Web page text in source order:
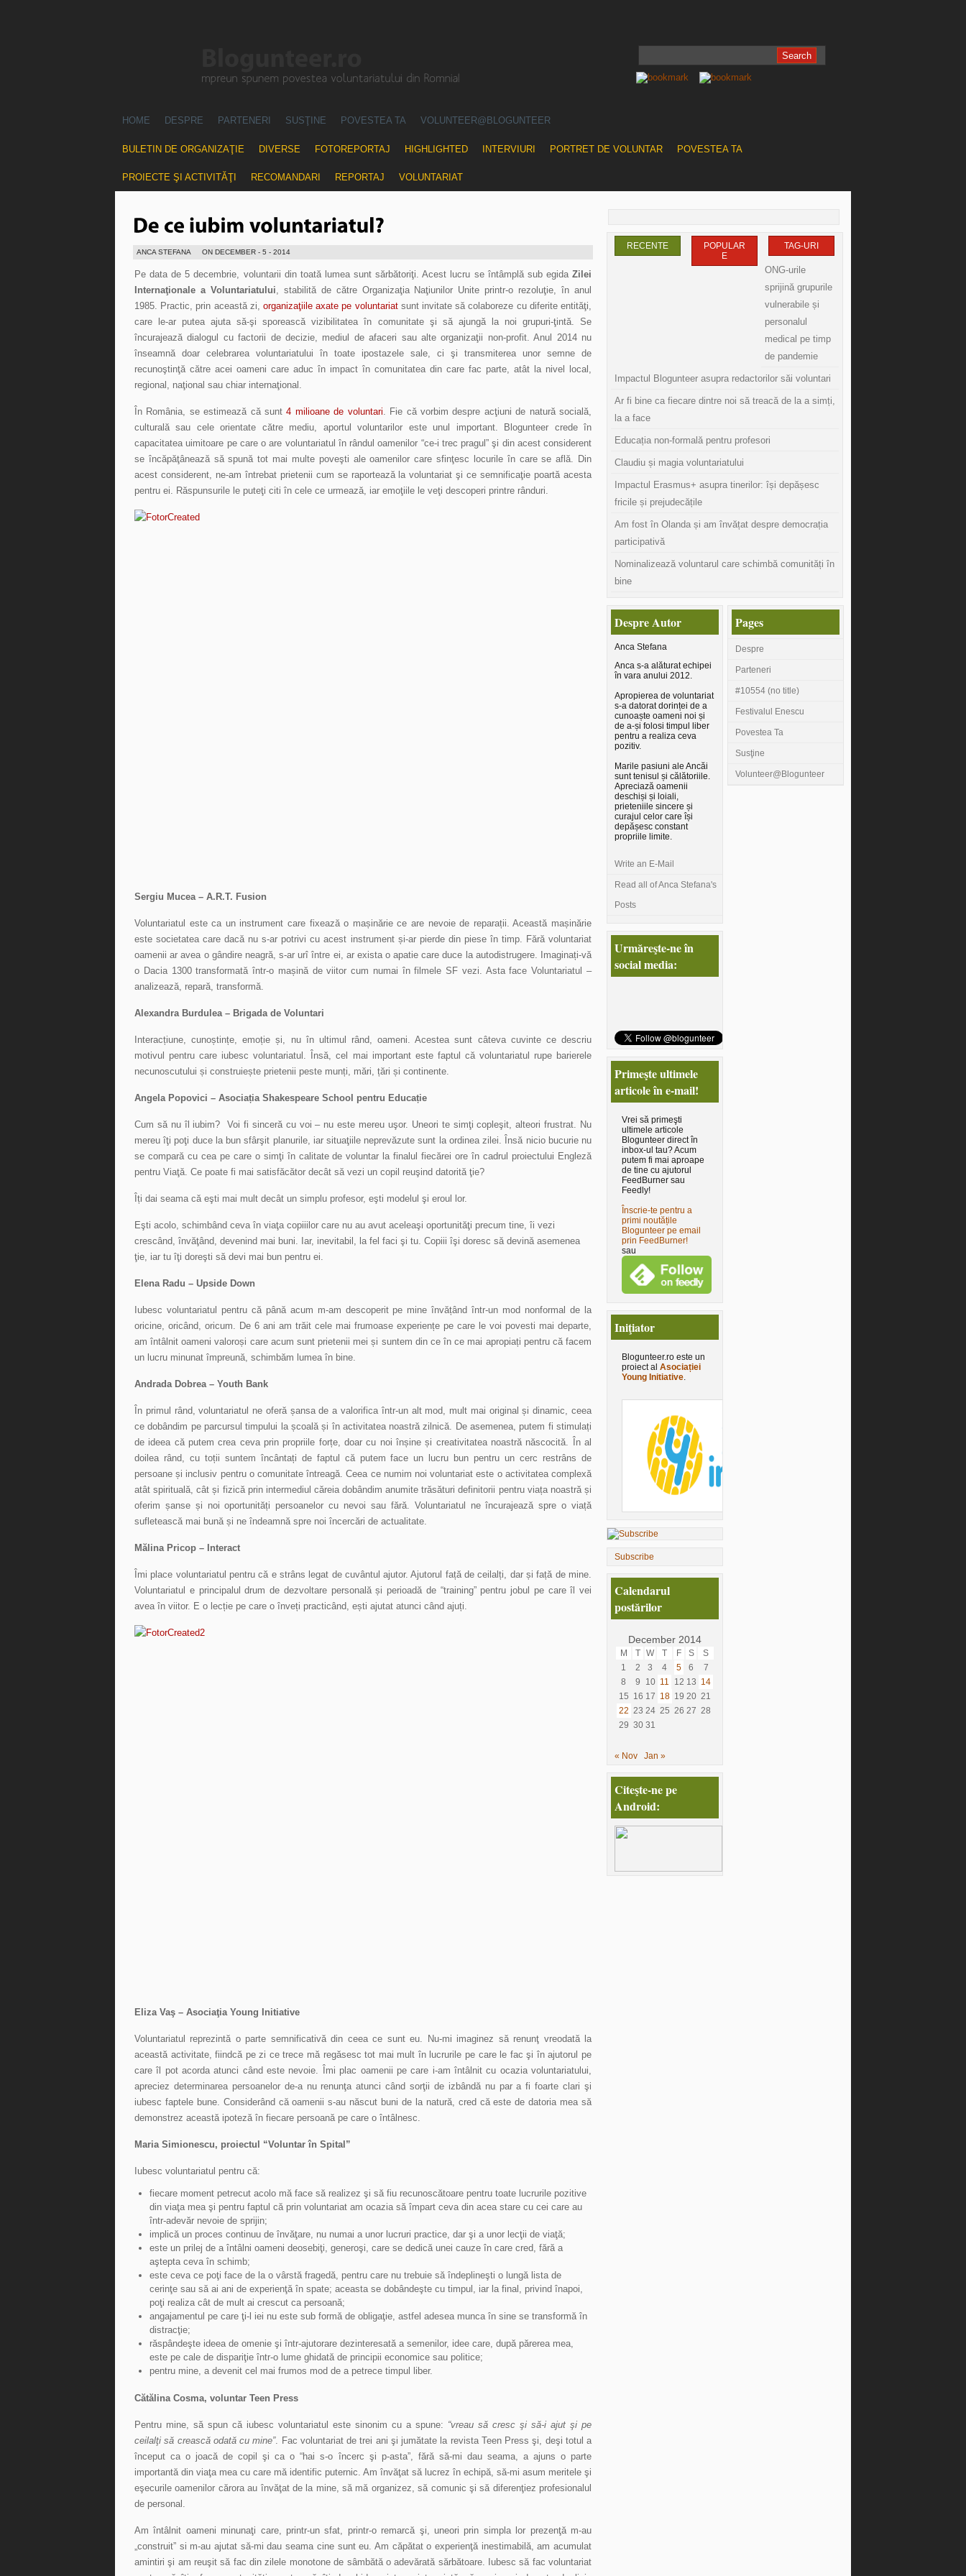
HOME DESPRE PARTENERI SUSŢINE POVESTEA TA VOLUNTEER@BLOGUNTEER
BULETIN DE ORGANIZAŢIE DIVERSE FOTOREPORTAJ HIGHLIGHTED INTERVIURI PORTRET DE VOLUNTAR POVESTEA TA
PROIECTE ŞI ACTIVITĂŢI RECOMANDARI REPORTAJ VOLUNTARIAT
ANCA STEFANA ON DECEMBER - 5 - 2014
Pe data de 5 decembrie, voluntarii din toată lumea sunt sărbătoriţi. Acest lucru se întâmplă sub egida Zilei
Internaţionale a Voluntariatului, stabilită de către Organizaţia Naţiunilor Unite printr-o rezoluţie, în anul
1985. Practic, prin această zi, organizaţiile axate pe voluntariatsunt invitate să colaboreze cu diferite entităţi,
care le-ar putea ajuta să-şi sporească vizibilitatea în comunitate şi să ajungă la noi grupuri-ţintă. Se
încurajează dialogul cu factorii de decizie, mediul de afaceri sau alte organizaţii non-profit. Anul 2014 nu
înseamnă doar celebrarea voluntariatului în toate ipostazele sale, ci şi transmiterea unor semne de
recunoştinţă către acei oameni care aduc în impact în comunitatea din care fac parte, atât la nivel local,
regional, naţional sau chiar internaţional.
În România, se estimează că sunt4 milioane de voluntari. Fie că vorbim despre acţiuni de natură socială,
culturală sau cele orientate către mediu, aportul voluntarilor este unul important. Blogunteer crede în
capacitatea uimitoare pe care o are voluntariatul în rândul oamenilor “ce-i trec pragul” şi din acest considerent
se încăpăţânează să spună tot mai multe poveşti ale oamenilor care sfinţesc locurile în care se află. Din
acest considerent, ne-am întrebat prietenii cum se raportează la voluntariat şi ce semnificaţie poartă acesta
pentru ei. Răspunsurile le puteţi citi în cele ce urmează, iar emoţiile le veţi descoperi printre rânduri.
Sergiu Mucea – A.R.T. Fusion
Voluntariatul este ca un instrument care fixează o mașinărie ce are nevoie de reparații. Această mașinărie
este societatea care dacă nu s-ar potrivi cu acest instrument și-ar pierde din piese în timp. Fără voluntariat
oamenii ar avea o gândire neagră, s-ar urî între ei, ar exista o apatie care duce la autodistrugere. Imaginați-vă
o Dacia 1300 transformată într-o mașină de viitor cum numai în filmele SF vezi. Asta face Voluntariatul –
analizează, repară, transformă.
Alexandra Burdulea – Brigada de Voluntari
Interacțiune, cunoștințe, emoție și, nu în ultimul rând, oameni. Acestea sunt câteva cuvinte ce descriu
motivul pentru care iubesc voluntariatul. Însă, cel mai important este faptul că voluntariatul rupe barierele
necunoscutului și construiește prietenii peste munți, mări, țări și continente.
Angela Popovici – Asociația Shakespeare School pentru Educație
Cum să nu îl iubim? Voi fi sinceră cu voi – nu este mereu uşor. Uneori te simţi copleşit, alteori frustrat. Nu
mereu îţi poţi duce la bun sfârşit planurile, iar situaţiile neprevăzute sunt la ordinea zilei. Însă nicio bucurie nu
se compară cu cea pe care o simţi în calitate de voluntar la finalul fiecărei ore în cadrul proiectului Engleză
pentru Viaţă. Ce poate fi mai satisfăcător decât să vezi un copil reuşind datorită ţie?
Îți dai seama că eşti mai mult decât un simplu profesor, eşti modelul şi eroul lor.
Eşti acolo, schimbând ceva în viaţa copiiilor care nu au avut aceleaşi oportunităţi precum tine, îi vezi
crescând, învăţând, devenind mai buni. Iar, inevitabil, la fel faci şi tu. Copiii îşi doresc să devină asemenea
ţie, iar tu îţi doreşti să devi mai bun pentru ei.
Elena Radu – Upside Down
Iubesc voluntariatul pentru că până acum m-am descoperit pe mine învățând într-un mod nonformal de la
oricine, oricând, oricum. De 6 ani am trăit cele mai frumoase experiențe pe care le voi povesti mai departe,
am întâlnit oameni valoroși care acum sunt prietenii mei și suntem din ce în ce mai apropiați pentru că facem
un lucru minunat împreună, schimbăm lumea în bine.
Andrada Dobrea – Youth Bank
În primul rând, voluntariatul ne oferă șansa de a valorifica într-un alt mod, mult mai original și dinamic, ceea
ce dobândim pe parcursul timpului la școală și în activitatea noastră zilnică. De asemenea, putem fi stimulați
de ideea că putem crea ceva prin propriile forțe, doar cu noi înșine și creativitatea noastră născocită. În al
doilea rând, cu toții suntem încântați de faptul că putem face un lucru bun pentru un cerc restrâns de
persoane și inclusiv pentru o comunitate întreagă. Ceea ce numim noi voluntariat este o activitatea complexă
atât spirituală, cât și fizică prin intermediul căreia dobândim anumite trăsături definitorii pentru viața noastră și
oferim șanse și noi oportunități persoanelor cu nevoi sau fără. Voluntariatul ne încurajează spre o viață
sufletească mai bună și ne îndeamnă spre noi încercări de actualitate.
Mălina Pricop – Interact
Îmi place voluntariatul pentru că e strâns legat de cuvântul ajutor. Ajutorul față de ceilalți, dar și față de mine.
Voluntariatul e principalul drum de dezvoltare personală și perioadă de “training” pentru jobul pe care îl vei
avea în viitor. E o lecție pe care o înveți practicând, ești ajutat atunci când ajuți.
Eliza Vaş – Asociaţia Young Initiative
Voluntariatul reprezintă o parte semnificativă din ceea ce sunt eu. Nu-mi imaginez să renunţ vreodată la
această activitate, fiindcă pe zi ce trece mă regăsesc tot mai mult în lucrurile pe care le fac şi în ajutorul pe
care îl pot acorda atunci când este nevoie. Îmi plac oamenii pe care i-am întâlnit cu ocazia voluntariatului,
apreciez determinarea persoanelor de-a nu renunţa atunci când sorţii de izbândă nu par a fi foarte clari şi
iubesc faptele bune. Considerând că oamenii s-au născut buni de la natură, cred că este de datoria mea să
demonstrez această ipoteză în fiecare persoană pe care o întâlnesc.
Maria Simionescu, proiectul “Voluntar în Spital”
Iubesc voluntariatul pentru că:
fiecare moment petrecut acolo mă face să realizez şi să fiu recunoscătoare pentru toate lucrurile pozitive
din viaţa mea şi pentru faptul că prin voluntariat am ocazia să împart ceva din acea stare cu cei care au
într-adevăr nevoie de sprijin;
implică un proces continuu de învăţare, nu numai a unor lucruri practice, dar şi a unor lecţii de viaţă;
este un prilej de a întâlni oameni deosebiţi, generoşi, care se dedică unei cauze în care cred, fără a
aştepta ceva în schimb;
este ceva ce poţi face de la o vârstă fragedă, pentru care nu trebuie să îndeplineşti o lungă lista de
cerinţe sau să ai ani de experienţă în spate; aceasta se dobândeşte cu timpul, iar la final, privind înapoi,
poţi realiza cât de mult ai crescut ca persoană;
angajamentul pe care ţi-l iei nu este sub formă de obligaţie, astfel adesea munca în sine se transformă în
distracţie;
răspândeşte ideea de omenie şi într-ajutorare dezinteresată a semenilor, idee care, după părerea mea,
este pe cale de dispariţie într-o lume ghidată de principii economice sau politice;
pentru mine, a devenit cel mai frumos mod de a petrece timpul liber.
Cătălina Cosma, voluntar Teen Press
Pentru mine, să spun că iubesc voluntariatul este sinonim cu a spune: “vreau să cresc şi să-i ajut şi pe
ceilalţi să crească odată cu mine”. Fac voluntariat de trei ani şi jumătate la revista Teen Press şi, deşi totul a
început ca o joacă de copil şi ca o “hai s-o încerc şi p-asta”, fără să-mi dau seama, a ajuns o parte
importantă din viaţa mea cu care mă identific puternic. Am învăţat să lucrez în echipă, să-mi asum meritele şi
eşecurile oamenilor cărora au învăţat de la mine, să mă organizez, să comunic şi să diferenţiez profesionalul
de personal.
Am întâlnit oameni minunaţi care, printr-un sfat, printr-o remarcă şi, uneori prin simpla lor prezenţă m-au
„construit” si m-au ajutat să-mi dau seama cine sunt eu. Am căpătat o experienţă inestimabilă, am acumulat
amintiri şi am reuşit să fac din zilele monotone de sâmbătă o adevărată sărbătoare. Iubesc să fac voluntariat
RECENTE
POPULAR
E
TAG-URI
ONG-urile
sprijină grupurile
vulnerabile și
personalul
medical pe timp
de pandemie
Impactul Blogunteer asupra redactorilor săi voluntari
Ar fi bine ca fiecare dintre noi să treacă de la a simți,
la a face
Educația non-formală pentru profesori
Claudiu și magia voluntariatului
Impactul Erasmus+ asupra tinerilor: își depășesc
fricile și prejudecățile
Am fost în Olanda și am învățat despre democrația
participativă
Nominalizează voluntarul care schimbă comunități în
bine
Despre Autor
Anca Stefana
Anca s-a alăturat echipei
în vara anului 2012.
Apropierea de voluntariat
s-a datorat dorinței de a
cunoaște oameni noi și
de a-și folosi timpul liber
pentru a realiza ceva
pozitiv.
Marile pasiuni ale Ancăi
sunt tenisul și călătoriile.
Apreciază oamenii
deschiși și loiali,
prieteniile sincere și
curajul celor care își
depășesc constant
propriile limite.
Write an E-Mail
Read all of Anca Stefana's
Posts
Urmăreşte-ne în
social media:
Primeşte ultimele
articole în e-mail!
Vrei să primeşti
ultimele articole
Blogunteer direct în
inbox-ul tau? Acum
putem fi mai aproape
de tine cu ajutorul
FeedBurner sau
Feedly!
Înscrie-te pentru a
primi noutățile
Blogunteer pe email
prin FeedBurner!
sau
Iniţiator
Blogunteer.ro este un
proiect al Asociației
Young Initiative.
Subscribe
Calendarul
postărilor
December 2014
M T W T F S
S
1
2 3 4 5 6
7
8
9 10 11 12 13 14
15 16 17 18 19 20 21
22 23 24 25 26 27 28
29 30 31
« Nov Jan »
Citeşte-ne pe
Android:
Pages
Despre
Parteneri
#10554 (no title)
Festivalul Enescu
Povestea Ta
Susţine
Volunteer@Blogunteer